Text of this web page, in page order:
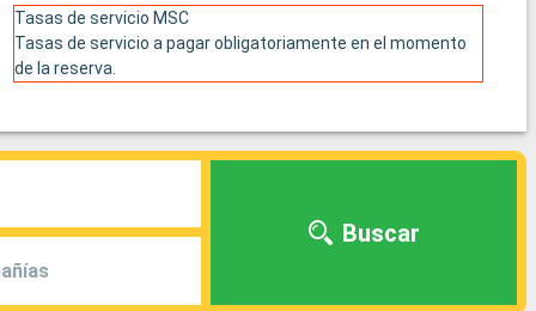
Tasas de servicio MSC
Tasas de servicio a pagar obligatoriamente en el momento
de la reserva.
Buscar